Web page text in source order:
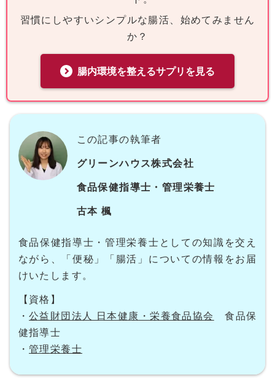
習慣にしやすいシンプルな腸活、始めてみません
か？
腸内環境を整えるサプリを見る
この記事の執筆者
グリーンハウス株式会社
食品保健指導士・管理栄養士
古本 楓
食品保健指導士・管理栄養士としての知識を交え
ながら、「便秘」「腸活」についての情報をお届
けいたします。
【資格】
・公益財団法人 日本健康・栄養食品協会
食品保
健指導士
・管理栄養士